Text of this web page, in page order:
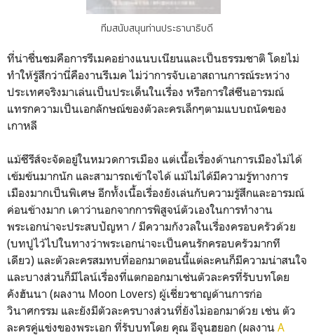
ทีมสนับสนุนท่านประธานาธิบดี
ที่น่าชื่นชมคือการรีเมคอย่างแนบเนียนและเป็นธรรมชาติ โดยไม่
ทำให้รู้สึกว่านี่คืองานรีเมค ไม่ว่าการจับเอาสถานการณ์ระหว่าง
ประเทศจริงมาเล่นเป็นประเด็นในเรื่อง หรือการใส่ซีนอารมณ์
แทรกความเป็นเอกลักษณ์ของตัวละครเล็กๆตามแบบถนัดของ
เกาหลี
แม้ซีรีส์จะจัดอยู่ในหมวดการเมือง แต่เนื้อเรื่องด้านการเมืองไม่ได้
เข้มข้นมากนัก และสามารถเข้าใจได้ แม้ไม่ได้มีความรู้ทางการ
เมืองมากเป็นพิเศษ อีกทั้งเนื้อเรื่องยังเล่นกับความรู้สึกและอารมณ์
ค่อนข้างมาก เดาว่านอกจากการพิสูจน์ตัวเองในการทำงาน
พระเอกน่าจะประสบปัญหา / มีความกังวลในเรื่องครอบครัวด้วย
(บทปูไว้ไปในทางว่าพระเอกน่าจะเป็นคนรักครอบครัวมากที
เดียว) และตัวละครสมทบที่ออกมาตอนนี้แต่ละคนก็มีความน่าสนใจ
และบางส่วนก็มีไลน์เรื่องที่แตกออกมาเช่นตัวละครที่รับบทโดย
คังฮันนา (ผลงาน Moon Lovers) ผู้เชี่ยวชาญด้านการก่อ
วินาศกรรม และยังมีตัวละครบางส่วนที่ยังไม่ออกมาด้วย เช่น ตัว
ละครคู่แข่งของพระเอก ที่รับบทโดย คุณ อีจุนฮยอก (ผลงาน A